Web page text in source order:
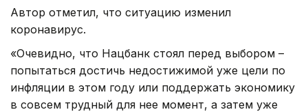
Автор отметил, что ситуацию изменил
коронавирус.
«Очевидно, что Нацбанк стоял перед выбором –
попытаться достичь недостижимой уже цели по
инфляции в этом году или поддержать экономику
в совсем трудный для нее момент, а затем уже